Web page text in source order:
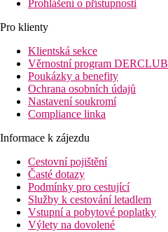
Prohlášení o přístupnosti
Pro klienty
Klientská sekce
Věrnostní program DERCLUB
Poukázky a benefity
Ochrana osobních údajů
Nastavení soukromí
Compliance linka
Informace k zájezdu
Cestovní pojištění
Časté dotazy
Podmínky pro cestující
Služby k cestování letadlem
Vstupní a pobytové poplatky
Výlety na dovolené